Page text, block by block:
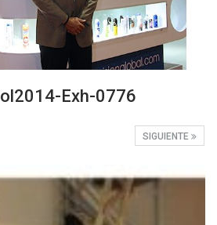
Exh-0776
SIGUIENTE